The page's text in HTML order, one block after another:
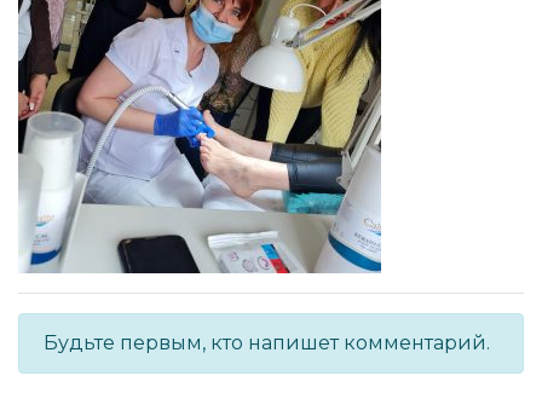
Будьте первым, кто напишет комментарий.